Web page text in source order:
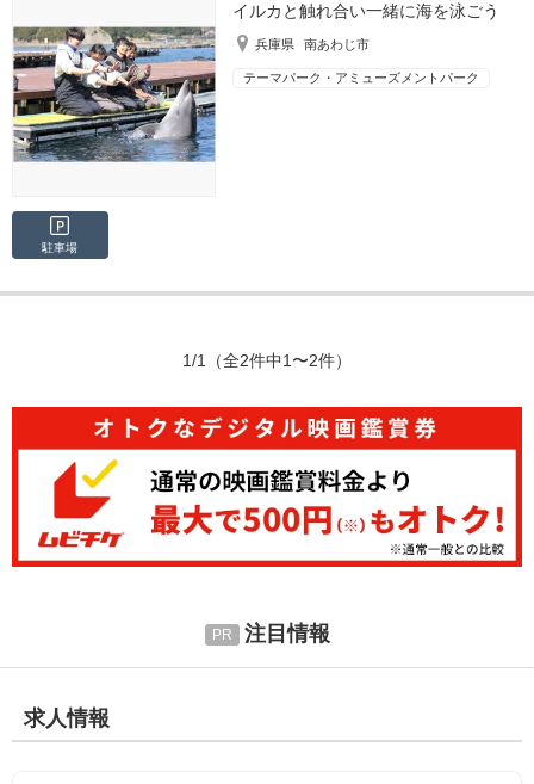
イルカと触れ合い一緒に海を泳ごう
兵庫県 南あわじ市
テーマパーク・アミューズメントパーク
駐車場
1/1 （全2件中1〜2件）
注目情報
求人情報